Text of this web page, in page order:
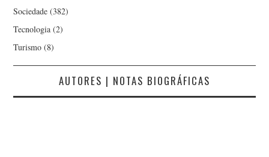
Sociedade (382)
Tecnologia (2)
Turismo (8)
AUTORES | NOTAS BIOGRÁFICAS